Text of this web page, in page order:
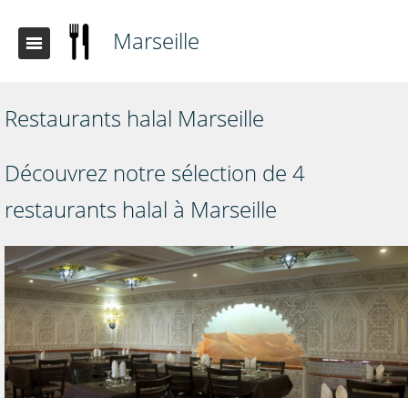
Marseille
Restaurants halal Marseille
Découvrez notre sélection de 4
restaurants halal à Marseille